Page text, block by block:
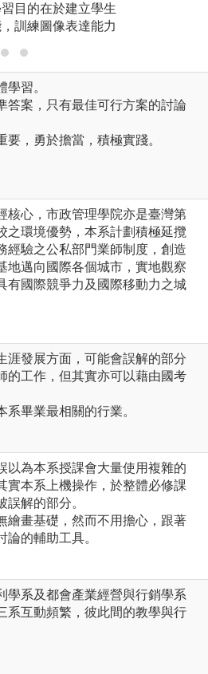
目的在於建立學生
訓練圖像表達能力
習。
案，只有最佳可行方案的討論
，勇於擔當，積極實踐。
核心，市政管理學院亦是臺灣第
之環境優勢，本系計劃積極延攬
經驗之公私部門業師制度，創造
地邁向國際各個城市，實地觀察
有國際競爭力及國際移動力之城
涯發展方面，可能會誤解的部分
的工作，但其實亦可以藉由國考
畢業最相關的行業。
以為本系授課會大量使用複雜的
實本系上機操作，於整體必修課
解的部分。
繪畫基礎，然而不用擔心，跟著
的輔助工具。
學系及都會產業經營與行銷學系
系互動頻繁，彼此間的教學與行